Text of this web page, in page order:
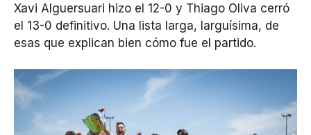
Xavi Alguersuari hizo el 12-0 y Thiago Oliva cerró
el 13-0 definitivo. Una lista larga, larguísima, de
esas que explican bien cómo fue el partido.